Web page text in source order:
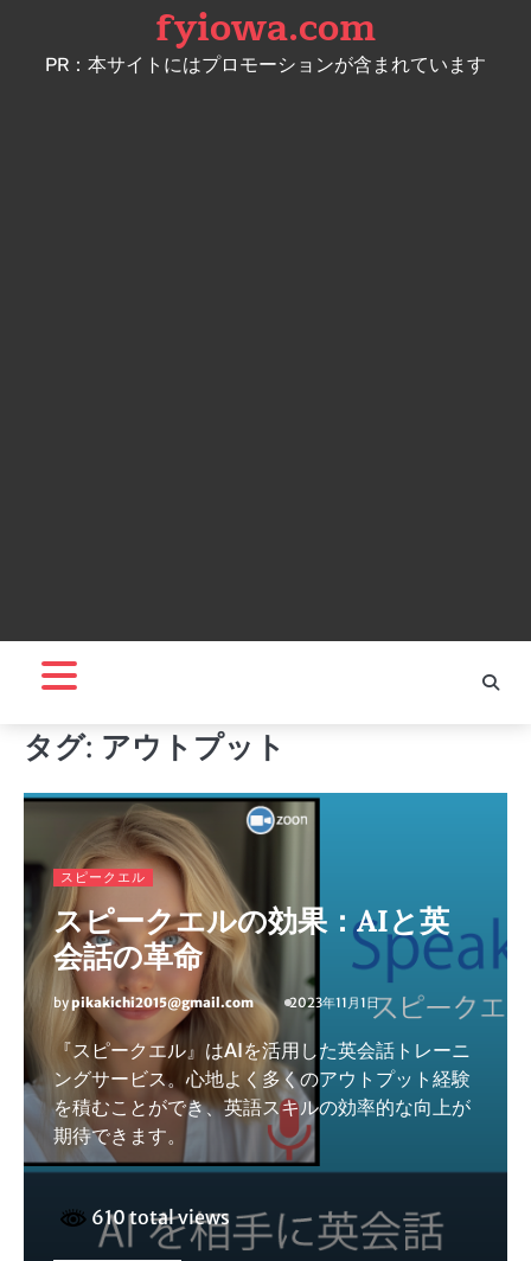
content
fyiowa.com
PR：本サイトにはプロモーションが含まれています
タグ: アウトプット
スピークエル
スピークエルの効果：AIと英
会話の革命
bypikakichi2015@gmail.com 2023年11月1日
『スピークエル』はAIを活用した英会話トレーニ
ングサービス。心地よく多くのアウトプット経験
を積むことができ、英語スキルの効率的な向上が
期待できます。
610 total views